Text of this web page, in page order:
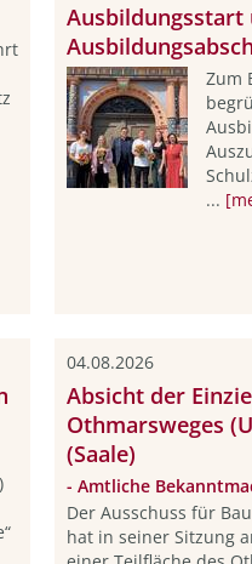
Zum
...
04.08.2026
Absicht der
Othmarsweges
(Saale)
- Amtliche
Der Ausschuss für
hat in seiner Sitzung